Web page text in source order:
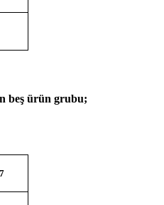
beş ürün grubu;